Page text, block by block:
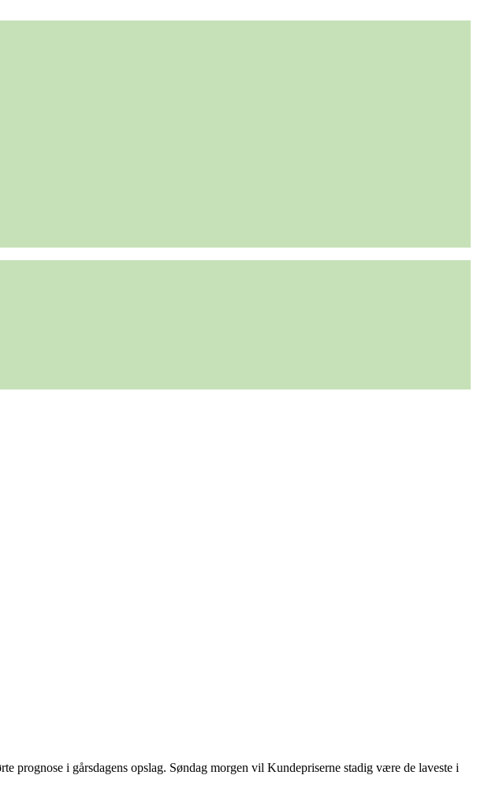
prognose i gårsdagens opslag. Søndag morgen vil Kundepriserne stadig være de laveste i